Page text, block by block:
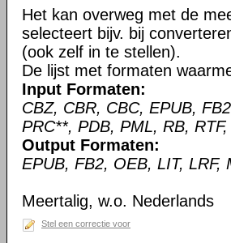
Het kan overweg met de
selecteert bijv. bij
(ook zelf in te stellen).
De lijst met formaten
Input Formaten:
CBZ, CBR, CBC, EPUB,
PRC**, PDB, PML, RB,
Output Formaten:
EPUB, FB2, OEB, LIT, LRF,
Meertalig, w.o. Nederlands
Stel een correctie voor